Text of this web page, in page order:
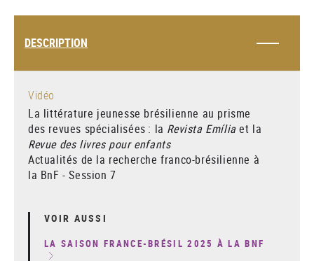
DESCRIPTION
Vidéo
La littérature jeunesse brésilienne au prisme
des revues spécialisées : la Revista Emíliaet la
Revue des livres pour enfants
Actualités de la recherche franco-brésilienne à
la BnF - Session 7
VOIR AUSSI
LA SAISON FRANCE-BRÉSIL 2025 À LA BNF